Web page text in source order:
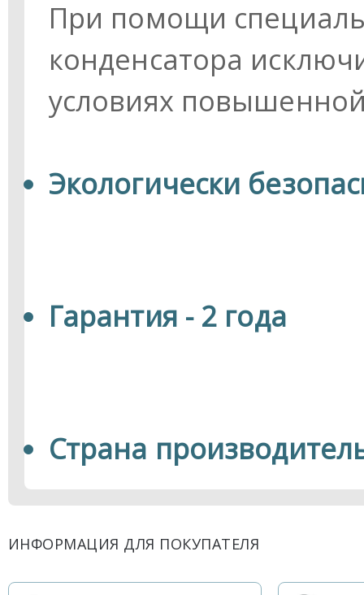
При помощи
конденсатора
условиях
Экологически
Гарантия - 2 года
Страна
ИНФОРМАЦИЯ ДЛЯ ПОКУПАТЕЛЯ